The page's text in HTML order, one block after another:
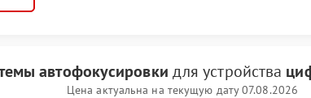
автофокусировки для устройства
Цена актуальна на текущую дату 07.08.2026